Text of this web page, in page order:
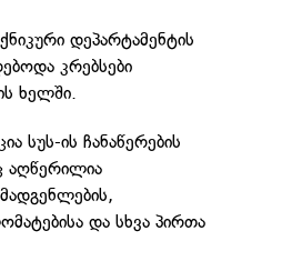
დეპარტამენტის
კრებსები
ხელში.
სუს-ის ჩანაწერების
აღწერილია
და სხვა პირთა